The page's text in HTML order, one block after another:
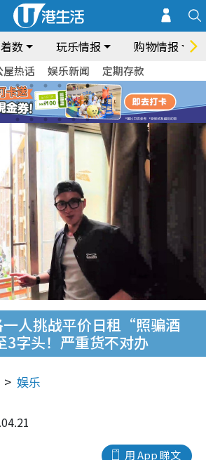
数 玩乐情报 购物情报
屋热话 娱乐新闻 定期存款
一人挑战平价日租“照骗酒
字头！严重货不对办
娱乐
用 App 睇文